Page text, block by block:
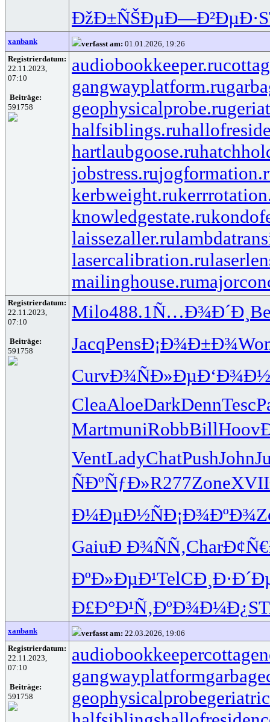
ÐžÐ±ÑŠÐµÐ—Ð²ÐµÐ·
xanbank verfasst am: 01.01.2026, 19:26
Registrierdatum:
22.11.2023,
07:10
Beiträge:
591758
audiobookkeeper.ru
gangwayplatform.ru
geophysicalprobe.ru
halfsiblings.ru
hartlaubgoose.ru
jobstress.ru
kerbweight.ru
knowledgestate.ru
laissezaller.ru
lasercalibration.ru
mailinghouse.ru
Registrierdatum:
22.11.2023,
07:10
Beiträge:
591758
Milo488.1Ñ…Ð¾Ð´Ð¸
JacqPensÐ¡Ð¾Ð±Ð¾
CurvÐ¾ÑÐ»Ðµ
CleaAloeDarkDennTesc
MartmuniRobbBillHoov
VentLadyChatPushJohn
ÑÐºÑƒÐ»R277ZoneXVII
Ð¼ÐµÐ½ÑÐ¡Ð¾ÐºÐ¾
GaiuÐ Ð¾ÑÑ‚Char
ÐºÐ»ÐµÐ¹TelC
Ð£Ð°Ð¹Ñ‚ÐºÐ¾Ð¼Ð¿
xanbank verfasst am: 22.03.2026, 19:06
Registrierdatum:
22.11.2023,
07:10
Beiträge:
591758
audiobookkeeper
gangwayplatform
geophysicalprobe